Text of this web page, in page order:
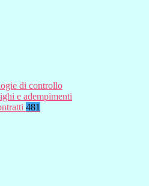
di controllo
e adempimenti
481